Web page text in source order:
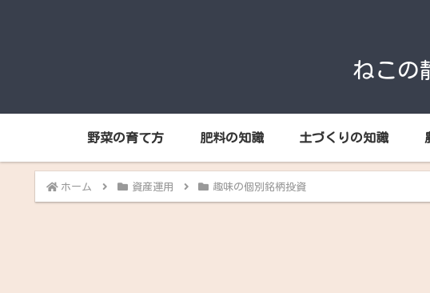
ねこの
野菜の育て方 肥料の知識 土づくりの知識
ホーム 資産運用 趣味の個別銘柄投資